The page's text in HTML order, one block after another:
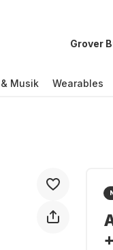
Grover
Musik Wearables